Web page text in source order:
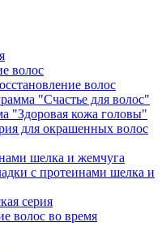
волос
волос
"Счастье для волос"
"Здоровая кожа головы"
для окрашенных волос
шелка и жемчуга
с протеинами шелка и
серия
волос во время